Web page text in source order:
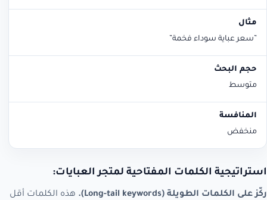
”سعر عباية سوداء فخمة”
متوسط
منخفض
استراتيجية الكلمات المفتاحية لمتجر العبايات:
ركّز على الكلمات الطويلة (Long-tail keywords).
هذه الكلمات أقل